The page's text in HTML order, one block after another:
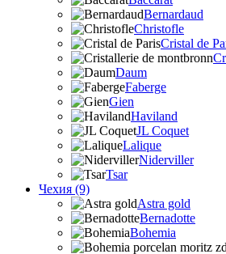
Bernardaud
Christofle
Cristal de
Daum
Faberge
Gien
Haviland
JL Coquet
Lalique
Niderviller
Tsar
Чехия (9)
Astra gold
Bernadotte
Bohemia